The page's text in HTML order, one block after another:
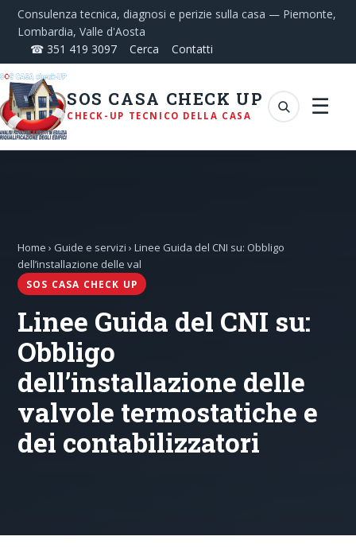
Consulenza tecnica, diagnosi e perizie sulla casa — Piemonte,
Lombardia, Valle d'Aosta
☎ 351 419 3097
Cerca Contatti
SOS CASA CHECK UP
CHECK-UP TECNICO DELLA CASA ☰
Home › Guide e servizi › Linee Guida del CNI su: Obbligo
dell’installazione delle val
SOS CASA CHECK UP
Linee Guida del CNI su:
Obbligo
dell’installazione delle
valvole termostatiche e
dei contabilizzatori